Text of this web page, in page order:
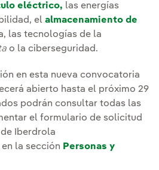
eléctrico, las energías
el almacenamiento de
las tecnologías de la
o la ciberseguridad.
en esta nueva convocatoria
abierto hasta el próximo 29
podrán consultar todas las
el formulario de solicitud
Iberdrola
en la sección Personas y